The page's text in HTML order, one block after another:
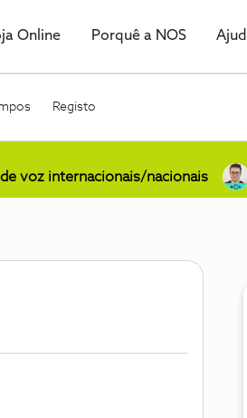
Online Porquê a NOS
Registo
voz internacionais/nacionais